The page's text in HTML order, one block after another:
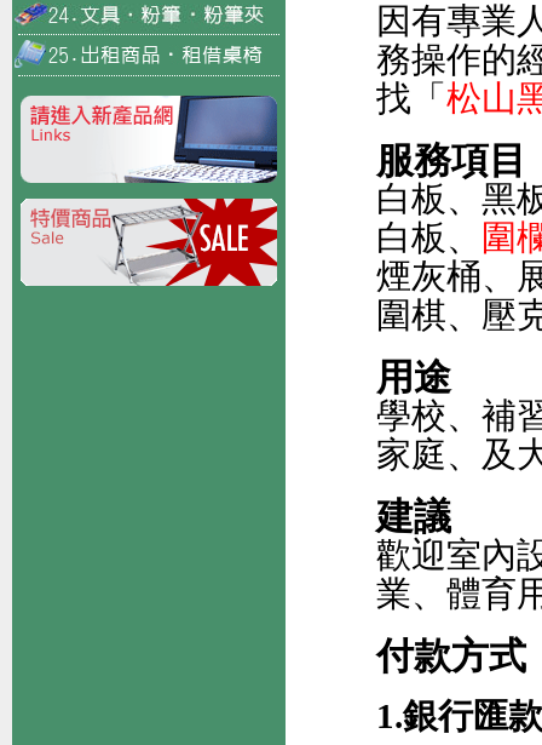
因有專業
務操作的
找「 松山
服務項目
白板、黑
白板、
圍
煙灰桶、
圍棋、壓
用途
學校、補
家庭、及
建議
歡迎室內
業、體育
付款方式
1.銀行匯款